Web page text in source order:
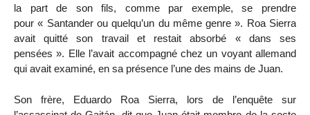
la part de son fils, comme par exemple, se prendre
pour « Santander ou quelqu’un du même genre ». Roa Sierra
avait quitté son travail et restait absorbé « dans ses
pensées ». Elle l’avait accompagné chez un voyant allemand
qui avait examiné, en sa présence l’une des mains de Juan.
Son frère, Eduardo Roa Sierra, lors de l’enquête sur